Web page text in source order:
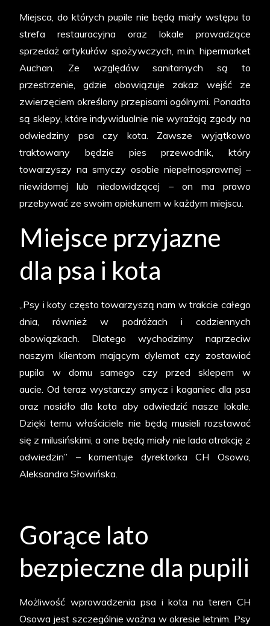
Miejsca, do których pupile nie będą miały wstępu to
strefa restauracyjna oraz lokale prowadzące
sprzedaż artykułów spożywczych, m.in. hipermarket
Auchan. Ze względów sanitarnych są to
przestrzenie, gdzie obowiązuje zakaz wejść ze
zwierzęciem określony przepisami ogólnymi. Ponadto
są sklepy, które indywidualnie nie wyrażają zgody na
odwiedziny psa czy kota. Zawsze wyjątkowo
traktowany będzie pies przewodnik, który
towarzyszy na smyczy osobie niepełnosprawnej –
niewidomej lub niedowidzącej – on ma prawo
przebywać ze swoim opiekunem w każdym miejscu.
Miejsce przyjazne
dla psa i kota
„Psy i koty często towarzyszą nam w trakcie całego
dnia, również w podróżach i codziennych
obowiązkach. Dlatego wychodzimy naprzeciw
naszym klientom mającym dylemat czy zostawiać
pupila w domu samego czy przed sklepem w
aucie. Od teraz wystarczy smycz i kaganiec dla psa
oraz nosidło dla kota aby odwiedzić nasze lokale.
Dzięki temu właściciele nie będą musieli rozstawać
się z milusińskimi, a one będą miały nie lada atrakcję z
odwiedzin” – komentuje dyrektorka CH Osowa,
Aleksandra Słowińska.
Gorące lato
bezpieczne dla pupili
Możliwość wprowadzenia psa i kota na teren CH
Osowa jest szczególnie ważna w okresie letnim. Psy